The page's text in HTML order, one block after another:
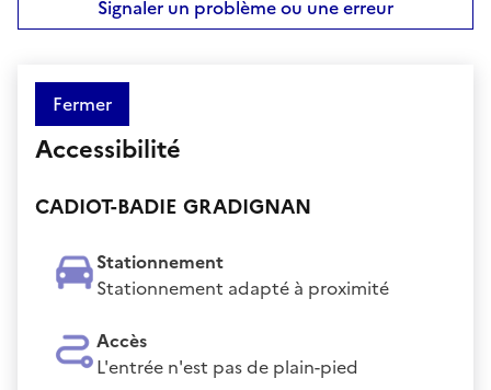
Signaler un problème ou une erreur
Fermer
Accessibilité
CADIOT-BADIE GRADIGNAN
Stationnement
Stationnement adapté à proximité
Accès
L'entrée n'est pas de plain-pied